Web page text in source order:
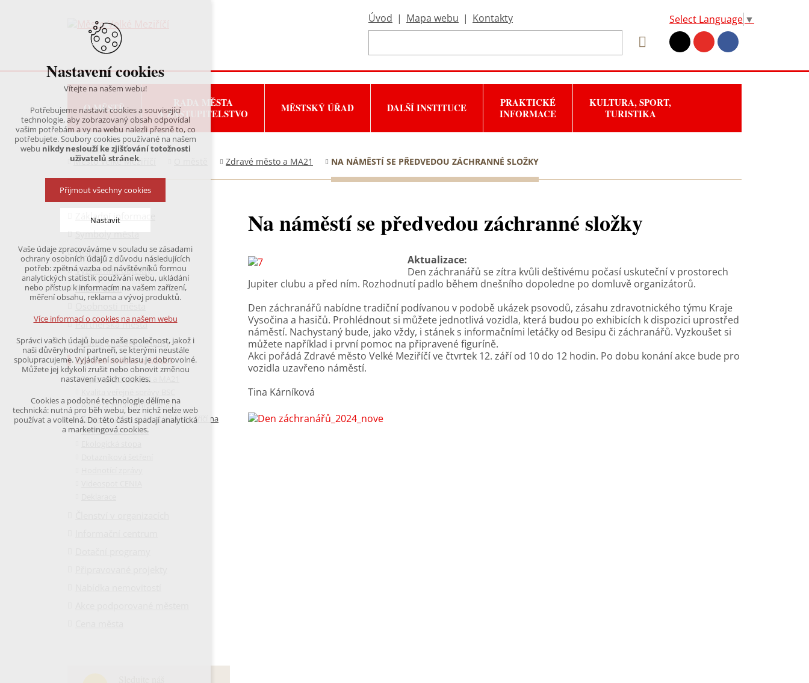
Úvod | Mapa webu | Kontakty Select Language ▼
O MĚSTĚ
RADA MĚSTA
A ZASTUPITELSTVO
MĚSTSKÝ ÚŘAD DALŠÍ INSTITUCE
PRAKTICKÉ
INFORMACE
KULTURA, SPORT,
TURISTIKA
Město Velké Meziříčí Zdravé město a MA21 NA NÁMĚSTÍ SE PŘEDVEDOU ZÁCHRANNÉ SLOŽKY
Na náměstí se předvedou záchranné složky
Aktualizace:
Den záchranářů se zítra kvůli deštivému počasí uskuteční v prostorech
Jupiter clubu a před ním. Rozhodnutí padlo během dnešního dopoledne po domluvě organizátorů.
Den záchranářů nabídne tradiční podívanou v podobě ukázek psovodů, zásahu zdravotnického týmu Kraje
Vysočina a hasičů. Prohlédnout si můžete jednotlivá vozidla, která budou po exhibicích k dispozici uprostřed
náměstí. Nachystaný bude, jako vždy, i stánek s informačními letáčky od Besipu či záchranářů. Vyzkoušet si
můžete například i první pomoc na připravené figuríně.
Akci pořádá Zdravé město Velké Meziříčí ve čtvrtek 12. září od 10 do 12 hodin. Po dobu konání akce bude pro
vozidla uzavřeno náměstí.
Tina Kárníková
Základní informace
Symboly města
Historie
Významné objekty
Místní části
Partnerská města
Strategické dokumenty
Zdravé město a MA21
Zápisy z jednání ZM a MA21
Analýza zdravotního stavu
Zdravotní plán města Velké Meziříčí na
období 2021 - 2025
Nastavení cookies
Vítejte na našem webu!
Potřebujeme nastavit cookies a související
technologie, aby zobrazovaný obsah odpovídal
vašim potřebám a vy na webu nalezli přesně to, co
potřebujete. Soubory cookies používané na našem
webu nikdy neslouží ke zjišťování totožnosti
uživatelů stránek.
Přijmout všechny cookies
Nastavit
Technická cookies
nutná pro provozování webu
udržení kontextu stránek (session): případná
přihlášení, volby jazyka, apod.
analytická pro anonymizované vyhodnocení
návštěvnosti
marketingová cookies
(Google,Hotjar,Leadfeeder))
Více informací o cookies na našem webu
Přijmout všechny cookies
Odmítnout vše
Vaše údaje zpracováváme v souladu se zásadami
ochrany osobních údajů z důvodu následujících
potřeb: zpětná vazba od návštěvníků formou
analytických statistik používání webu, ukládání
nebo přístup k informacím na vašem zařízení,
měření obsahu, reklama a vývoj produktů.
Více informací o cookies na našem webu
Správci vašich údajů bude naše společnost, jakož i
naši důvěryhodní partneři, se kterými neustále
spolupracujeme. Vyjádření souhlasu je dobrovolné.
Můžete jej kdykoli zrušit nebo obnovit změnou
nastavení vašich cookies.
Cookies a podobné technologie dělíme na
technická: nutná pro běh webu, bez nichž nelze web
používat a volitelná. Do této části spadají analytická
a marketingová cookies.